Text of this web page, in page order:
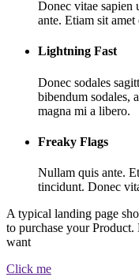
Donec vitae sapien
ante. Etiam sit
Lightning Fast
Donec sodales
bibendum sodales,
magna mi a libero.
Freaky Flags
Nullam quis ante.
tincidunt. Donec
A typical landing page
to purchase your
want
Click me